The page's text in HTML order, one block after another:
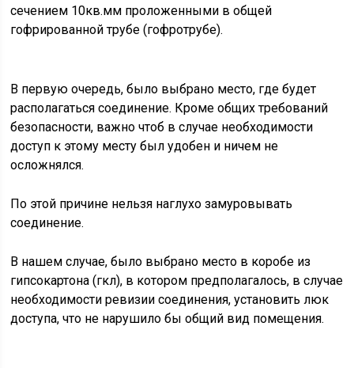
сечением 10кв.мм проложенными в общей
гофрированной трубе (гофротрубе).
В первую очередь, было выбрано место, где будет
располагаться соединение. Кроме общих требований
безопасности, важно чтоб в случае необходимости
доступ к этому месту был удобен и ничем не
осложнялся.
По этой причине нельзя наглухо замуровывать
соединение.
В нашем случае, было выбрано место в коробе из
гипсокартона (гкл), в котором предполагалось, в случае
необходимости ревизии соединения, установить люк
доступа, что не нарушило бы общий вид помещения.